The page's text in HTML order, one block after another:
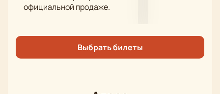
состава.
: Сергей Женовач
Актёрский состав: Виктор Низовой, Глеб
официальной продаже.
Выбрать билеты